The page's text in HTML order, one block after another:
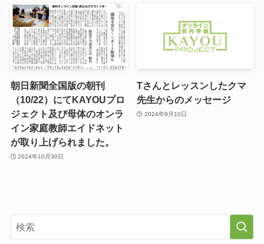
朝日新聞全国版の朝刊
（10/22）にてKAYOUプロ
ジェクト及び母体のオンラ
イン家庭教師エイドネット
が取り上げられました。
2024年10月30日
Tさんとレッスンしたクマ
先生からのメッセージ
2024年9月10日